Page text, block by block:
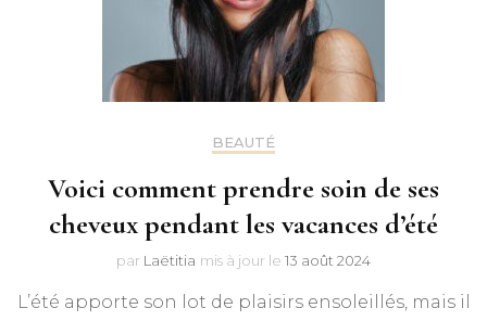
BEAUTÉ
Voici comment prendre soin de ses
cheveux pendant les vacances d’été
par Laëtitia mis à jour le 13 août 2024
L’été apporte son lot de plaisirs ensoleillés, mais il